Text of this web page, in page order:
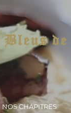
Bleus
NOS CHAPITRES